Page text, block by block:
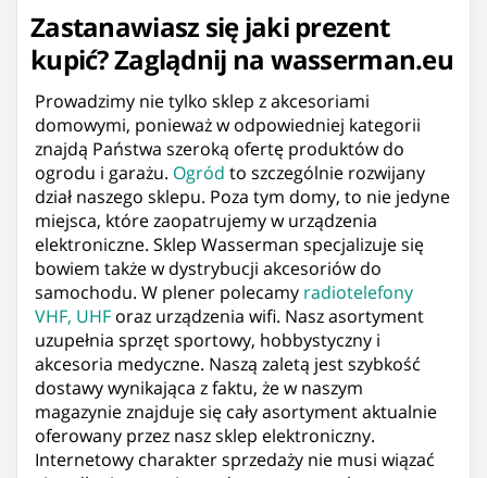
Zastanawiasz się jaki prezent
kupić? Zaglądnij na wasserman.eu
Prowadzimy nie tylko sklep z akcesoriami
domowymi, ponieważ w odpowiedniej kategorii
znajdą Państwa szeroką ofertę produktów do
ogrodu i garażu. Ogród to szczególnie rozwijany
dział naszego sklepu. Poza tym domy, to nie jedyne
miejsca, które zaopatrujemy w urządzenia
elektroniczne. Sklep Wasserman specjalizuje się
bowiem także w dystrybucji akcesoriów do
samochodu. W plener polecamy radiotelefony
VHF, UHF oraz urządzenia wifi. Nasz asortyment
uzupełnia sprzęt sportowy, hobbystyczny i
akcesoria medyczne. Naszą zaletą jest szybkość
dostawy wynikająca z faktu, że w naszym
magazynie znajduje się cały asortyment aktualnie
oferowany przez nasz sklep elektroniczny.
Internetowy charakter sprzedaży nie musi wiązać